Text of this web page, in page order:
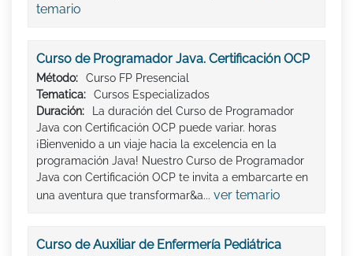
temario
Curso de Programador Java. Certificación OCP
Método:
Curso FP Presencial
Tematica:
Cursos Especializados
Duración:
La duración del Curso de Programador
Java con Certificación OCP puede variar. horas
¡Bienvenido a un viaje hacia la excelencia en la
programación Java! Nuestro Curso de Programador
Java con Certificación OCP te invita a embarcarte en
una aventura que transformar&a... ver temario
Curso de Auxiliar de Enfermería Pediátrica